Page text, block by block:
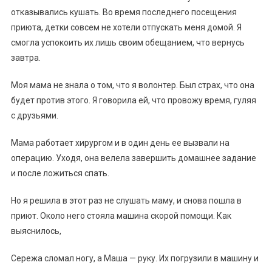
отказывались кушать. Во время последнего посещения
приюта, детки совсем не хотели отпускать меня домой. Я
смогла успокоить их лишь своим обещанием, что вернусь
завтра.
Моя мама не знала о том, что я волонтер. Был страх, что она
будет против этого. Я говорила ей, что провожу время, гуляя
с друзьями.
Мама работает хирургом и в один день ее вызвали на
операцию. Уходя, она велела завершить домашнее задание
и после ложиться спать.
Но я решила в этот раз не слушать маму, и снова пошла в
приют. Около него стояла машина скорой помощи. Как
выяснилось,
Сережа сломал ногу, а Маша — руку. Их погрузили в машину и